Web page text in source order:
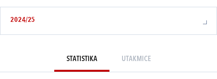
2024/25
STATISTIKA UTAKMICE